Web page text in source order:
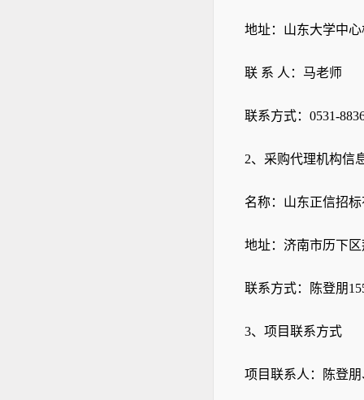
地址：山东大学中
联 系 人：马老师
联系方式： 0531-
2、采购代理机构信
名称：山东正信招
地址：济南市历下
联系方式： 陈登朋
3、项目联系方式
项目联系人： 陈登